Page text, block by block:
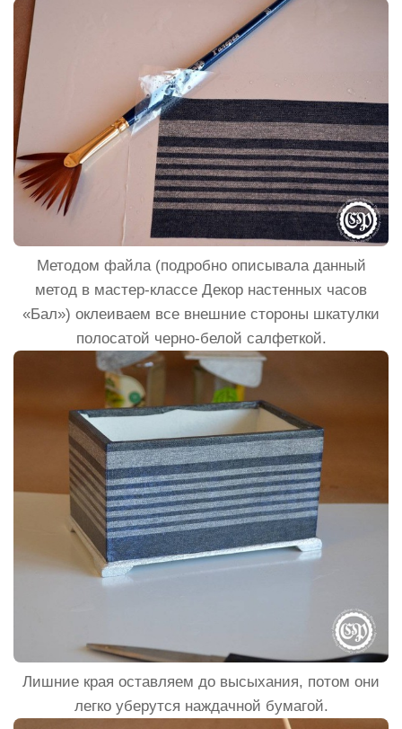
Методом файла (подробно описывала данный
метод в мастер-классе Декор настенных часов
«Бал») оклеиваем все внешние стороны шкатулки
полосатой черно-белой салфеткой.
Лишние края оставляем до высыхания, потом они
легко уберутся наждачной бумагой.